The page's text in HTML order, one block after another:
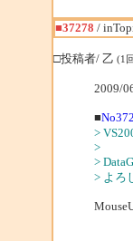
■37278 /
□投稿者/ 乙 (1
2009/
■
>
>
>
> よろ